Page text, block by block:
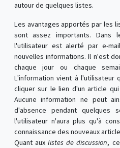
autour de quelques listes.
Les avantages apportés par les
sont assez importants. Dans
l'utilisateur est alerté par e-
nouvelles informations. Il n'est
chaque jour ou chaque
L'information vient à l'utilisateur
cliquer sur le lien d'un article
Aucune information ne peut
d'absence pendant quelques
l'utilisateur n'aura plus qu'à
connaissance des nouveaux
Quant auxlistes de discussion,